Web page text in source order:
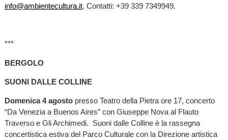
info@ambientecultura.it. Contatti: +39 339 7349949.
***
BERGOLO
SUONI DALLE COLLINE
Domenica 4 agostopresso Teatro della Pietra ore 17, concerto
“Da Venezia a Buenos Aires” con Giuseppe Nova al Flauto
Traverso e Gli Archimedi. Suoni dalle Colline è la rassegna
concertistica estiva del Parco Culturale con la Direzione artistica